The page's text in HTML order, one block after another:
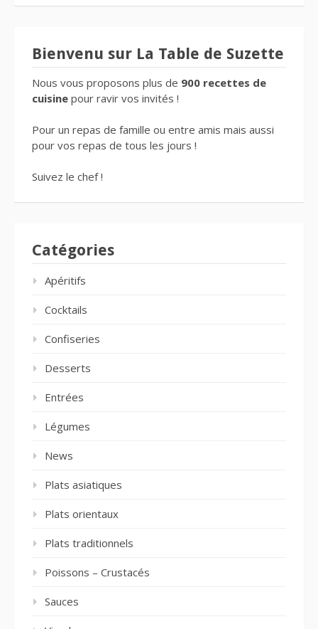
Bienvenu sur La Table de Suzette
Nous vous proposons plus de 900 recettes de
cuisine pour ravir vos invités !
Pour un repas de famille ou entre amis mais aussi
pour vos repas de tous les jours !
Suivez le chef !
Catégories
Apéritifs
Cocktails
Confiseries
Desserts
Entrées
Légumes
News
Plats asiatiques
Plats orientaux
Plats traditionnels
Poissons – Crustacés
Sauces